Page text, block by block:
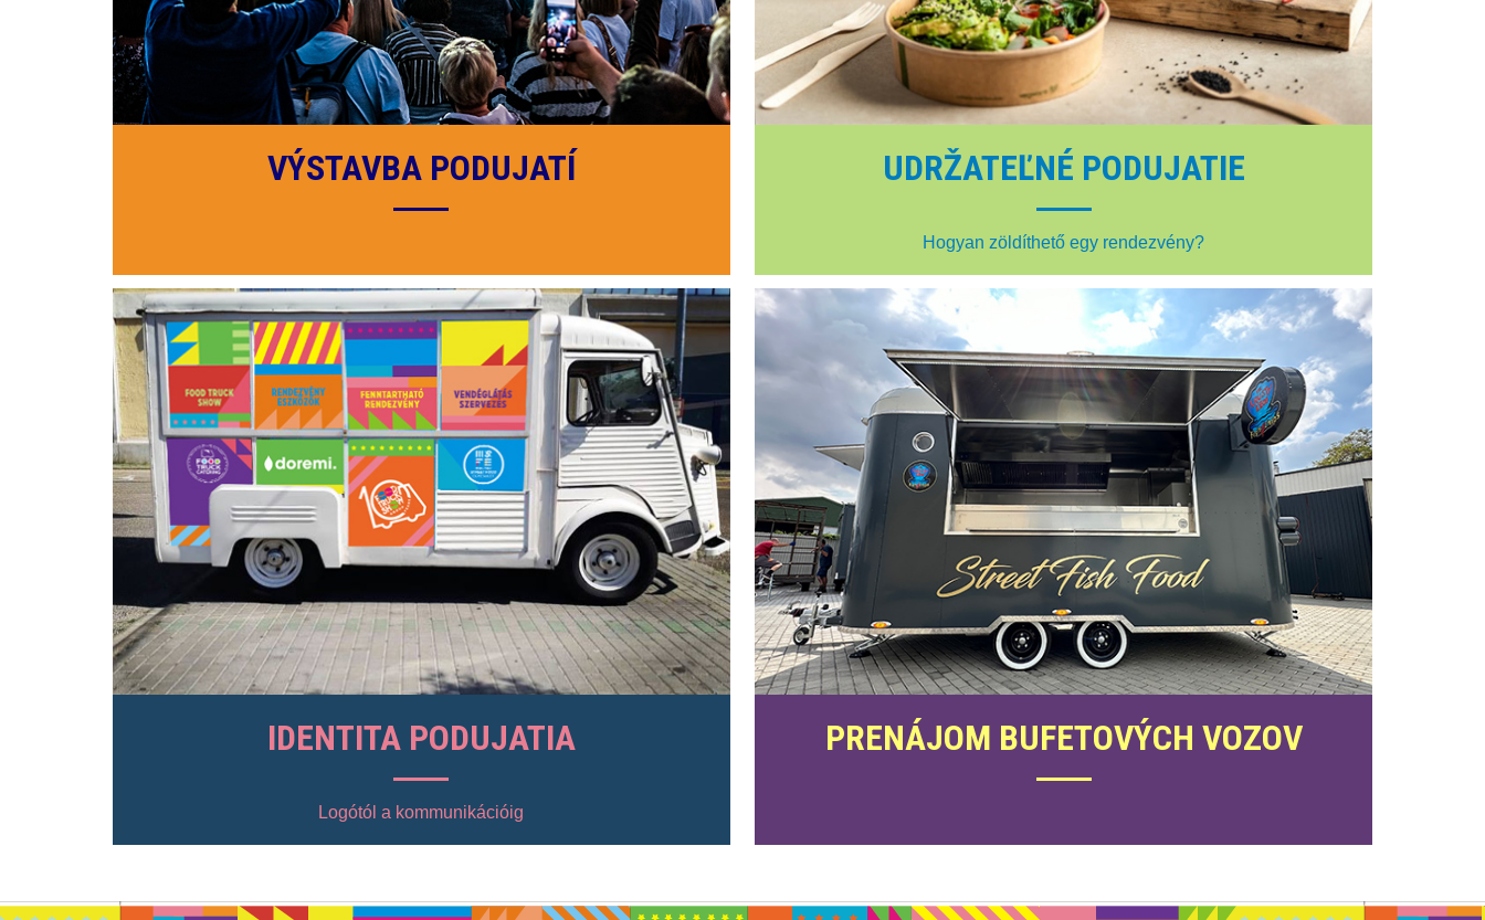
VÝSTAVBA PODUJATÍ UDRŽATEĽNÉ PODUJATIE
Hogyan zöldíthető egy rendezvény?
IDENTITA PODUJATIA
Logótól a kommunikációig
PRENÁJOM BUFETOVÝCH VOZOV